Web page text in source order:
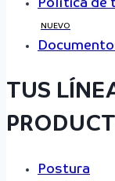
Política de
NUEVO
TUS
Postura